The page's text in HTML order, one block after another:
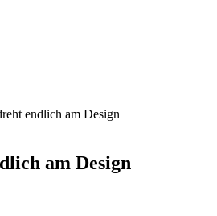
endlich am Design
am Design